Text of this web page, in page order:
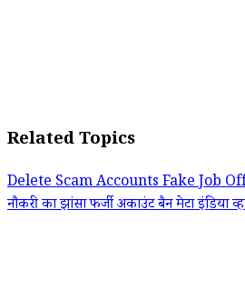
Related Topics
Delete Scam AccountsFake Job
नौकरी का झांसाफर्जी अकाउंट बैनमेटा इंडिया